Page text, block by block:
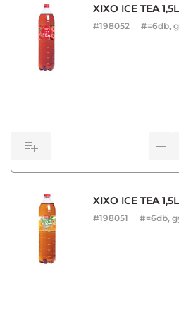
XIXO ICE TEA
#198052 #=6db,
XIXO ICE TEA
#198051 #=6db,